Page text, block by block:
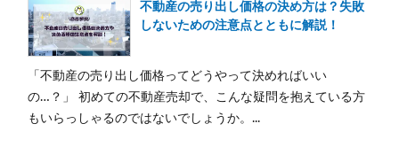
不動産の売り出し価格の決め方は？失敗
しないための注意点とともに解説！
「不動産の売り出し価格ってどうやって決めればいい
の…？」 初めての不動産売却で、こんな疑問を抱えている方
もいらっしゃるのではないでしょうか。...